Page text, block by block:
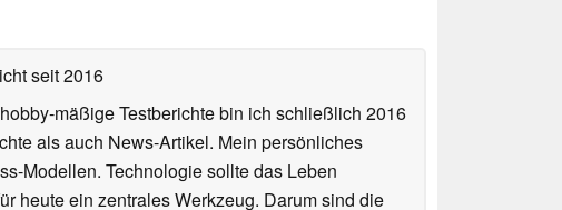
seit 2016
mäßige Testberichte bin ich schließlich 2016
als auch News-Artikel. Mein persönliches
Modellen. Technologie sollte das Leben
heute ein zentrales Werkzeug. Darum sind die